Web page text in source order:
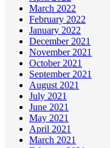
March 2022
February 2022
January 2022
December 2021
November 2021
October 2021
September 2021
August 2021
July 2021
June 2021
May 2021
April 2021
March 2021